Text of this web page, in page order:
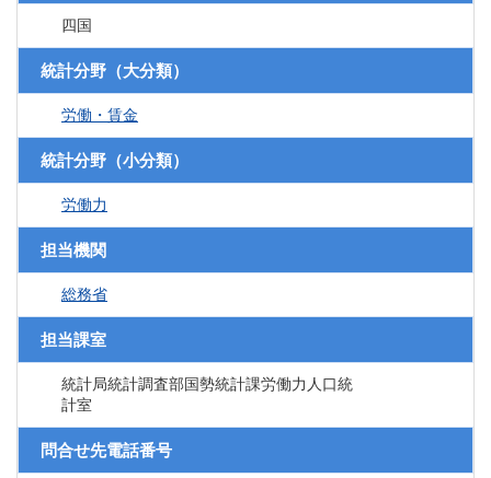
四国
統計分野（大分類）
労働・賃金
統計分野（小分類）
労働力
担当機関
総務省
担当課室
統計局統計調査部国勢統計課労働力人口統
計室
問合せ先電話番号